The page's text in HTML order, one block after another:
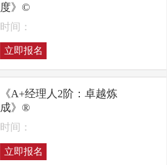
度》©
时间：
立即报名
《A+经理人2阶：卓越炼
成》®
时间：
立即报名